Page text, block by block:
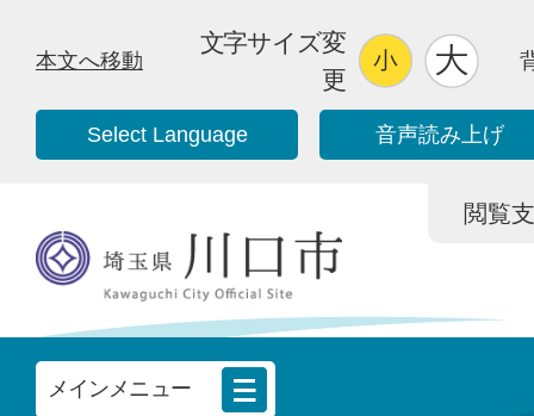
本文へ移動
文字サイズ変
更
Select Language 音声読み上げ
閲覧
メインメニュー